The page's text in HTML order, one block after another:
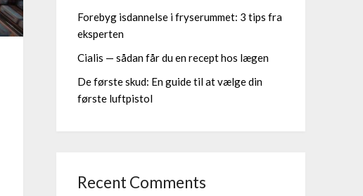
Forebyg isdannelse i fryserummet: 3 tips fra
eksperten
Cialis — sådan får du en recept hos lægen
De første skud: En guide til at vælge din
første luftpistol
Recent Comments